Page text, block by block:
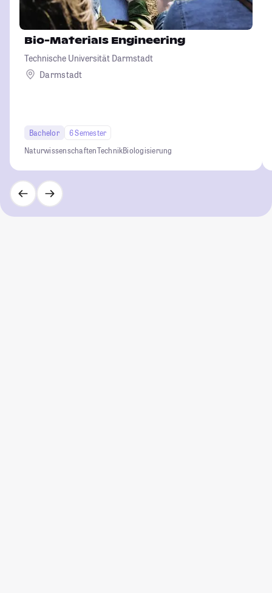
Bio-Materials Engineering
Technische Universität Darmstadt
Darmstadt
Bachelor
6 Semester
NaturwissenschaftenTechnikBiologisierung